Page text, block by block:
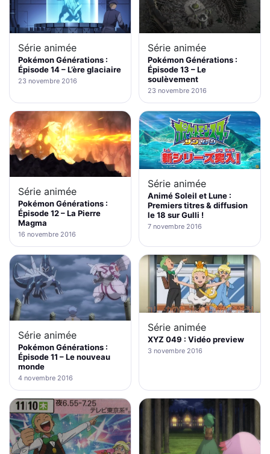
Série animée
Pokémon Générations :
Épisode 14 – L’ère glaciaire
23 novembre 2016
Série animée
Pokémon Générations :
Épisode 13 – Le
soulèvement
23 novembre 2016
Série animée
Pokémon Générations :
Épisode 12 – La Pierre
Magma
16 novembre 2016
Série animée
Animé Soleil et Lune :
Premiers titres & diffusion
le 18 sur Gulli !
7 novembre 2016
Série animée
Pokémon Générations :
Épisode 11 – Le nouveau
monde
4 novembre 2016
Série animée
XYZ 049 : Vidéo preview
3 novembre 2016